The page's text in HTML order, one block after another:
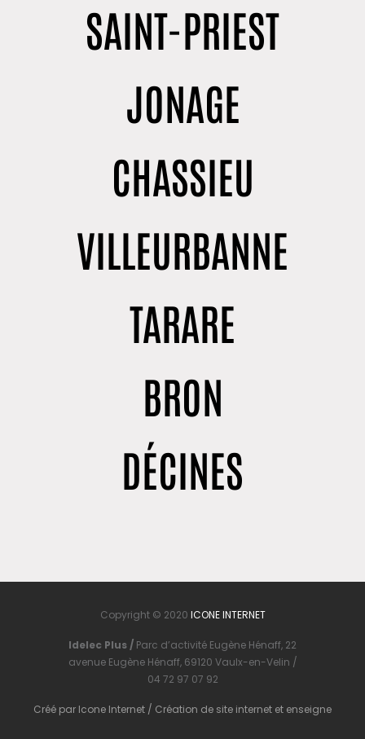
SAINT-PRIEST
JONAGE
CHASSIEU
VILLEURBANNE
TARARE
BRON
DÉCINES
Copyright © 2020 ICONE INTERNET
Idelec Plus / Parc d’activité Eugène Hénaff, 22
avenue Eugène Hénaff, 69120 Vaulx-en-Velin /
04 72 97 07 92
Créé par Icone Internet / Création de site internet et enseigne